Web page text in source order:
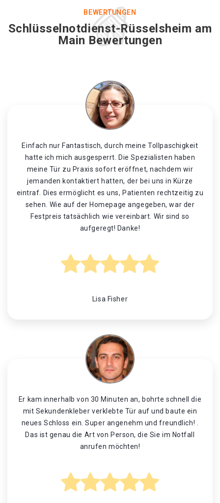
BEWERTUNGEN
Schlüsselnotdienst-Rüsselsheim am
Main Bewertungen
Einfach nur Fantastisch, durch meine Tollpaschigkeit
hatte ich mich ausgesperrt. Die Spezialisten haben
meine Tür zu Praxis sofort eröffnet, nachdem wir
jemanden kontaktiert hatten, der bei uns in Kürze
eintraf. Dies ermöglicht es uns, Patienten rechtzeitig zu
sehen. Wie auf der Homepage angegeben, war der
Festpreis tatsächlich wie vereinbart. Wir sind so
aufgeregt! Danke!
Lisa Fisher
Er kam innerhalb von 30 Minuten an, bohrte schnell die
mit Sekundenkleber verklebte Tür auf und baute ein
neues Schloss ein. Super angenehm und freundlich! .
Das ist genau die Art von Person, die Sie im Notfall
anrufen möchten!